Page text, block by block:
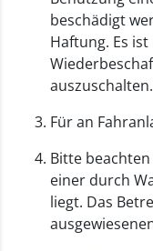
beschädigt
Haftung. Es
auszuschalten.
Für an
Bitte
einer durch
liegt. Das